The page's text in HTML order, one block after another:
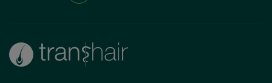
Hoe kunnen we je